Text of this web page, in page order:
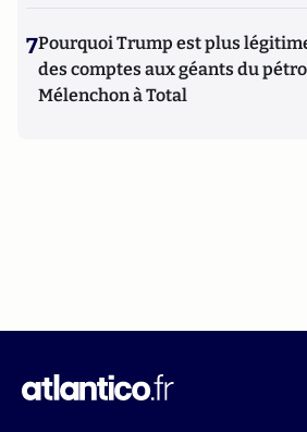
7Pourquoi Trump est plus
des comptes aux géants du
Mélenchon à Total